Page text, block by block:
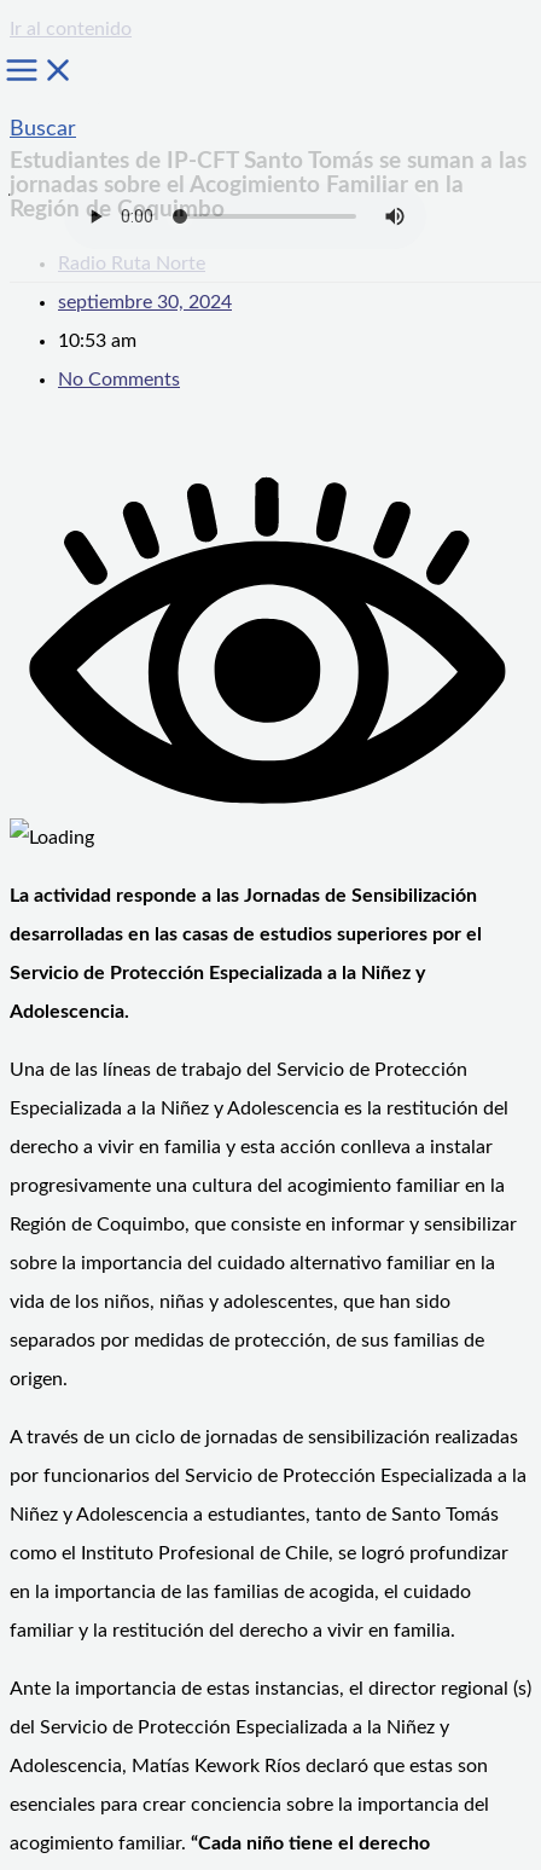
Ir al contenido
Buscar
Estudiantes de IP-CFT Santo Tomás se suman a las
jornadas sobre el Acogimiento Familiar en la
Región de Coquimbo
Radio Ruta Norte
septiembre 30, 2024
10:53 am
No Comments
La actividad responde a las Jornadas de Sensibilización
desarrolladas en las casas de estudios superiores por el
Servicio de Protección Especializada a la Niñez y
Adolescencia.
Una de las líneas de trabajo del Servicio de Protección
Especializada a la Niñez y Adolescencia es la restitución del
derecho a vivir en familia y esta acción conlleva a instalar
progresivamente una cultura del acogimiento familiar en la
Región de Coquimbo, que consiste en informar y sensibilizar
sobre la importancia del cuidado alternativo familiar en la
vida de los niños, niñas y adolescentes, que han sido
separados por medidas de protección, de sus familias de
origen.
A través de un ciclo de jornadas de sensibilización realizadas
por funcionarios del Servicio de Protección Especializada a la
Niñez y Adolescencia a estudiantes, tanto de Santo Tomás
como el Instituto Profesional de Chile, se logró profundizar
en la importancia de las familias de acogida, el cuidado
familiar y la restitución del derecho a vivir en familia.
Ante la importancia de estas instancias, el director regional (s)
del Servicio de Protección Especializada a la Niñez y
Adolescencia, Matías Kework Ríos declaró que estas son
esenciales para crear conciencia sobre la importancia del
acogimiento familiar. “Cada niño tiene el derecho